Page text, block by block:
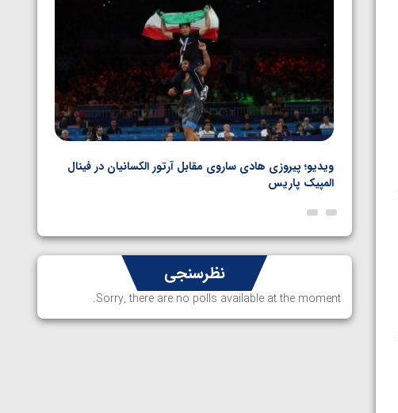
ویدیو؛ پیروزی هادی ساروی مقابل آرتور الکسانیان در فینال
المپیک پاریس
نظرسنجی
Sorry, there are no polls available at the moment.